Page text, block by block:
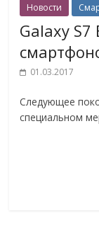
Новости
Galaxy
01.03.2017
Следующее
специальном